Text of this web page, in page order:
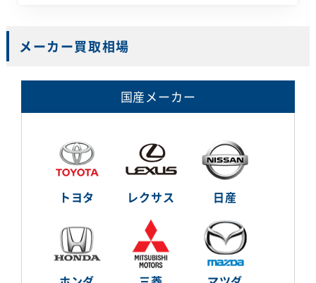
メーカー買取相場
国産メーカー
トヨタ レクサス 日産